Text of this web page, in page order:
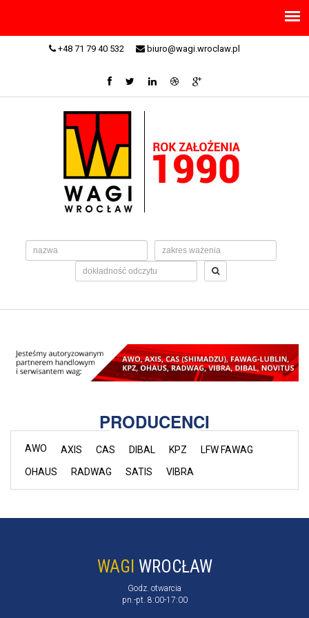
+48 71 79 40 532 biuro@wagi.wroclaw.pl
PRODUCENCI
AWO AXIS CAS DIBAL KPZ
LFW FAWAG
OHAUS
RADWAG SATIS VIBRA
WAGI WROCŁAW
Godz. otwarcia
pn.-pt. 8:00-17:00